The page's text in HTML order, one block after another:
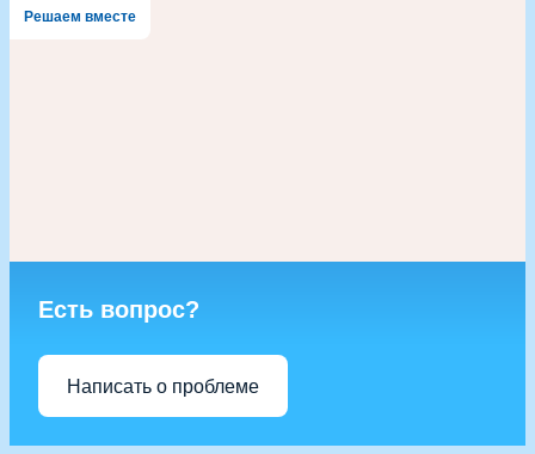
Решаем вместе
Есть вопрос?
Написать о проблеме